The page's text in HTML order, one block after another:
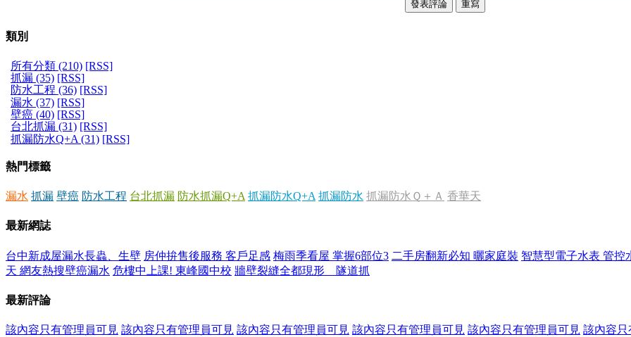
類別
所有分類 (210) [RSS]
抓漏 (35) [RSS]
防水工程 (36) [RSS]
漏水 (37) [RSS]
壁癌 (40) [RSS]
台北抓漏 (31) [RSS]
抓漏防水Q+A (31) [RSS]
熱門標籤
漏水 抓漏 壁癌 防水工程 台北抓漏 防水抓漏Q+A 抓漏防水Q+A 抓漏防水 抓漏防水Ｑ＋Ａ 香華天
最新網誌
台中新成屋漏水長蟲、生壁 房仲拚售後服務 客戶足感 梅雨季看屋 掌握6部位3 二手房翻新必知 曬家庭裝 智慧型電子水表 管控
天 網友熱搜壁癌漏水 危樓中上課! 東峰國中校 牆壁裂縫全都現形 隧道抓
最新評論
該內容只有管理員可見 該內容只有管理員可見 該內容只有管理員可見 該內容只有管理員可見 該內容只有管理員可見 該內容只